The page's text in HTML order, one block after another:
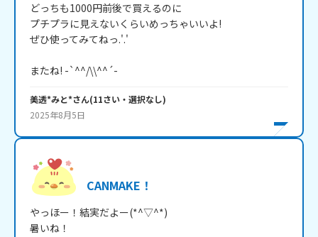
どっちも1000円前後で買えるのに
プチプラに見えないくらいめっちゃいいよ!
ぜひ使ってみてねっ.'.'
またね! -`^^/\\^^´-
美透*みと*さん(11さい・ 選択なし)
2025年8月5日
CANMAKE！
やっほー！結実だよー(*^▽^*)
暑いね！